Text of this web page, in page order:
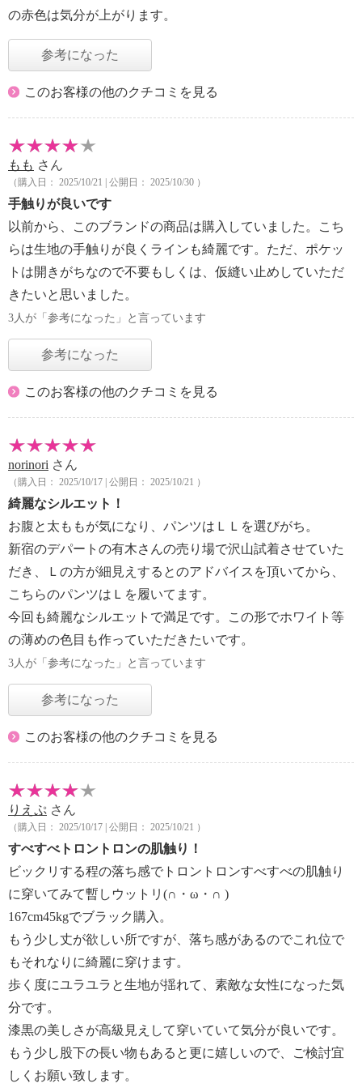
の赤色は気分が上がります。
参考になった
このお客様の他のクチコミを見る
もも さん
（購入日： 2025/10/21 | 公開日： 2025/10/30 ）
手触りが良いです
以前から、このブランドの商品は購入していました。こち
らは生地の手触りが良くラインも綺麗です。ただ、ポケッ
トは開きがちなので不要もしくは、仮縫い止めしていただ
きたいと思いました。
3人が「参考になった」と言っています
参考になった
このお客様の他のクチコミを見る
norinori さん
（購入日： 2025/10/17 | 公開日： 2025/10/21 ）
綺麗なシルエット！
お腹と太ももが気になり、パンツはＬＬを選びがち。
新宿のデパートの有木さんの売り場で沢山試着させていた
だき、Ｌの方が細見えするとのアドバイスを頂いてから、
こちらのパンツはＬを履いてます。
今回も綺麗なシルエットで満足です。この形でホワイト等
の薄めの色目も作っていただきたいです。
3人が「参考になった」と言っています
参考になった
このお客様の他のクチコミを見る
りえぷ さん
（購入日： 2025/10/17 | 公開日： 2025/10/21 ）
すべすべトロントロンの肌触り！
ビックリする程の落ち感でトロントロンすべすべの肌触り
に穿いてみて暫しウットリ(∩・ω・∩ )
167cm45kgでブラック購入。
もう少し丈が欲しい所ですが、落ち感があるのでこれ位で
もそれなりに綺麗に穿けます。
歩く度にユラユラと生地が揺れて、素敵な女性になった気
分です。
漆黒の美しさが高級見えして穿いていて気分が良いです。
もう少し股下の長い物もあると更に嬉しいので、ご検討宜
しくお願い致します。